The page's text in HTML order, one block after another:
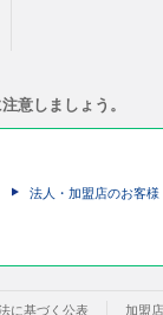
意しましょう。
法人・加盟店のお客様
に基づく公表
加盟